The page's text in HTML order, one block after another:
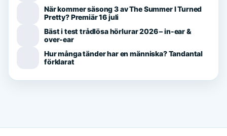
När kommer säsong 3 av The Summer I Turned
Pretty? Premiär 16 juli
Bäst i test trådlösa hörlurar 2026 – in-ear &
over-ear
Hur många tänder har en människa? Tandantal
förklarat